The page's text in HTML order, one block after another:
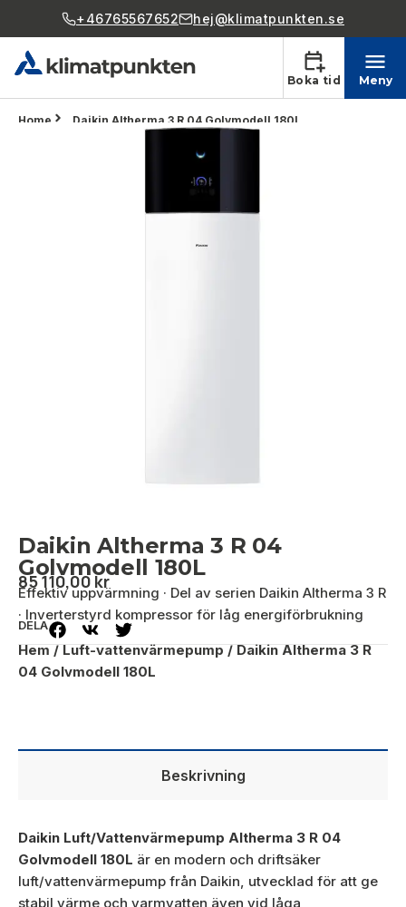
+46765567652 hej@klimatpunkten.se
Boka tid Meny
Home Daikin Altherma 3 R 04 Golvmodell 180L
Daikin Altherma 3 R 04
Golvmodell 180L
85 110,00kr
Effektiv uppvärmning · Del av serien Daikin Altherma 3 R
· Inverterstyrd kompressor för låg energiförbrukning
DELA
Hem/Luft-vattenvärmepump/ Daikin Altherma 3 R
04 Golvmodell 180L
Beskrivning
Daikin Luft/Vattenvärmepump Altherma 3 R 04
Golvmodell 180L är en modern och driftsäker
luft/vattenvärmepump från Daikin, utvecklad för att ge
stabil värme och varmvatten även vid låga